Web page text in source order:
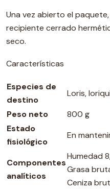
Una vez abierto el
recipiente cerrado
seco.
Características
Especies de
destino
Loris,
Peso neto
800 g
Estado
fisiológico
En
Componentes
analíticos
Humedad
Grasa
Ceniza